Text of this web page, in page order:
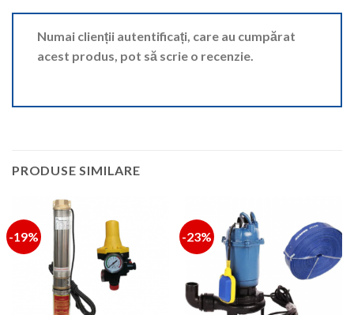
Numai clienții autentificați, care au cumpărat
acest produs, pot să scrie o recenzie.
PRODUSE SIMILARE
-19% -23%